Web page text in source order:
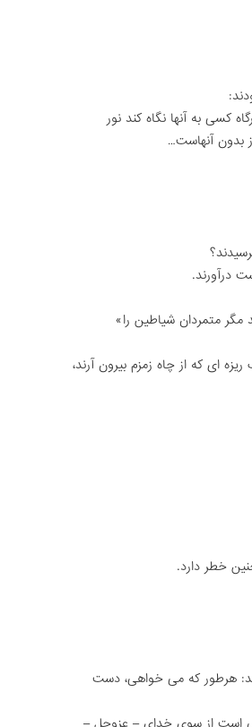
کسى به آنها نگاه کند نور
بدون آنهاست…
درآورند.
متمردان شیاطین را»
اى که از چاه زمزم بیرون آرند،
خطر دارد.
هرطور که مى خواهى، دست